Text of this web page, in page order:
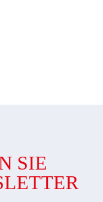
SIE